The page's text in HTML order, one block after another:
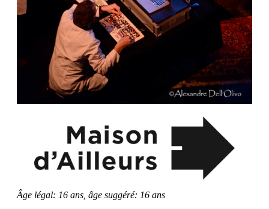
Âge légal: 16 ans, âge suggéré: 16 ans